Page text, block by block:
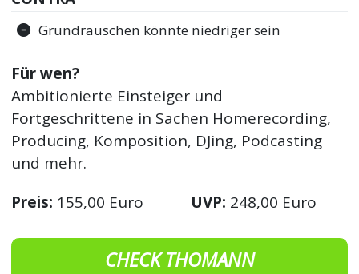
Grundrauschen könnte niedriger sein
Für wen?
Ambitionierte Einsteiger und
Fortgeschrittene in Sachen Homerecording,
Producing, Komposition, DJing, Podcasting
und mehr.
Preis: 155,00 Euro UVP: 248,00 Euro
CHECK THOMANN